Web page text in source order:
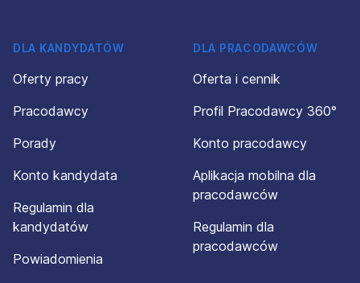
DLA KANDYDATÓW
Oferty pracy
Pracodawcy
Porady
Konto kandydata
Regulamin dla
kandydatów
Powiadomienia
DLA PRACODAWCÓW
Oferta i cennik
Profil Pracodawcy 360°
Konto pracodawcy
Aplikacja mobilna dla
pracodawców
Regulamin dla
pracodawców